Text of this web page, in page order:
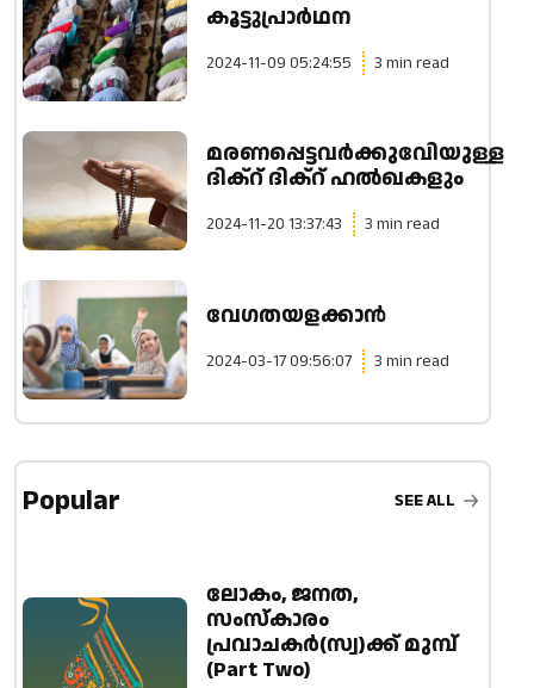
കൂട്ടുപ്രാർഥന
2024-11-09 05:24:55 3 min read
മരണപ്പെട്ടവർക്കുവേിയുള്ള
ദിക്റ് ദിക്റ് ഹൽഖകളും
2024-11-20 13:37:43 3 min read
വേഗതയളക്കാന്‍
2024-03-17 09:56:07 3 min read
Popular SEE ALL
ലോകം, ജനത,
സംസ്കാരം
പ്രവാചകർ(സ്വ)ക്ക് മുമ്പ്
(Part Two)